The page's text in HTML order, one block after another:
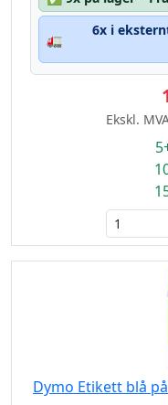
🚛
6x i
Ekskl.
Dymo Etikett blå